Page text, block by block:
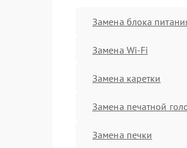
Замена блока
Замена Wi-Fi
Замена каретки
Замена печатной
Замена печки